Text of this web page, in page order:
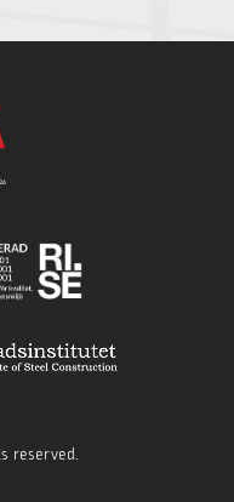
reserved.